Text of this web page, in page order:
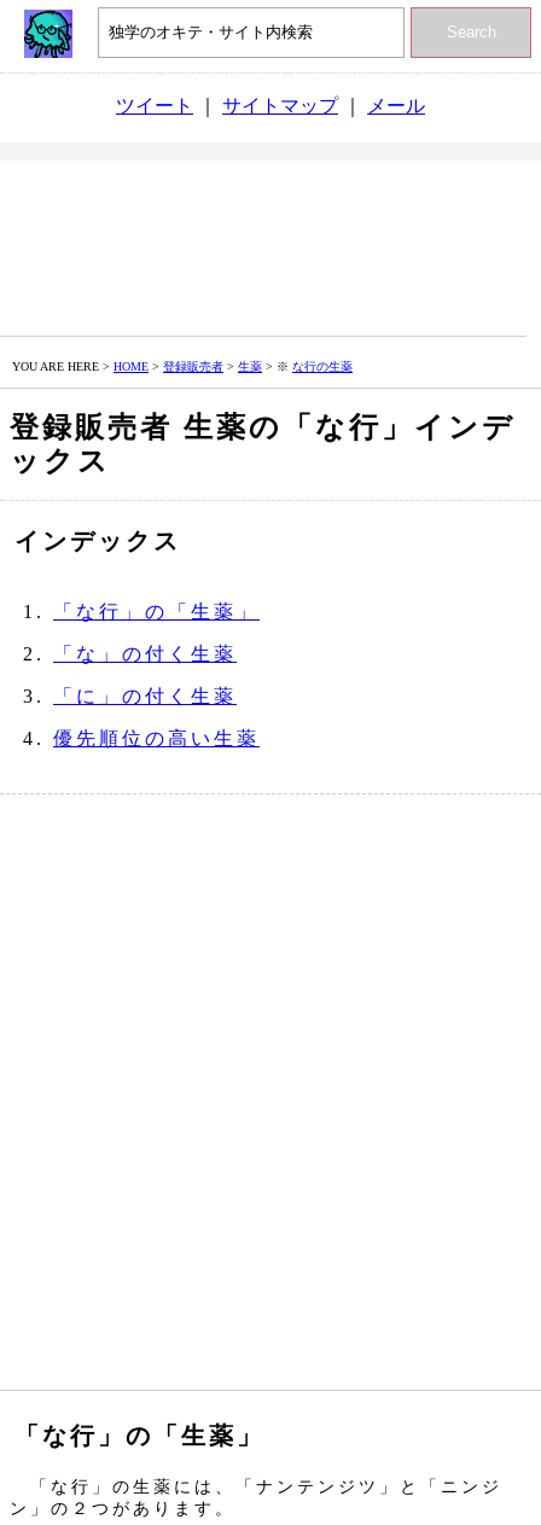
Search
ツイート サイトマップ｜ メール
YOU ARE HERE > HOME > 登録販売者 > 生薬 > ※ な行の生薬
登録販売者 生薬の「な行」インデ
ックス
インデックス
「な行」の「生薬」
「な」の付く生薬
「に」の付く生薬
優先順位の高い生薬
「な行」の「生薬」
「な行」の生薬には、「ナンテンジツ」と「ニンジ
ン」の２つがあります。